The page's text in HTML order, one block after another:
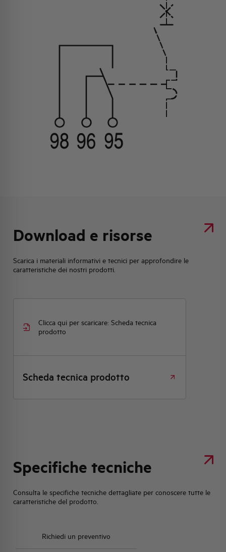
Download e risorse
Scarica i materiali informativi e tecnici per approfondire le
caratteristiche dei nostri prodotti.
Clicca qui per scaricare: Scheda tecnica
prodotto
Scheda tecnica prodotto
Specifiche tecniche
Consulta le specifiche tecniche dettagliate per conoscere tutte le
caratteristiche del prodotto.
Richiedi un preventivo